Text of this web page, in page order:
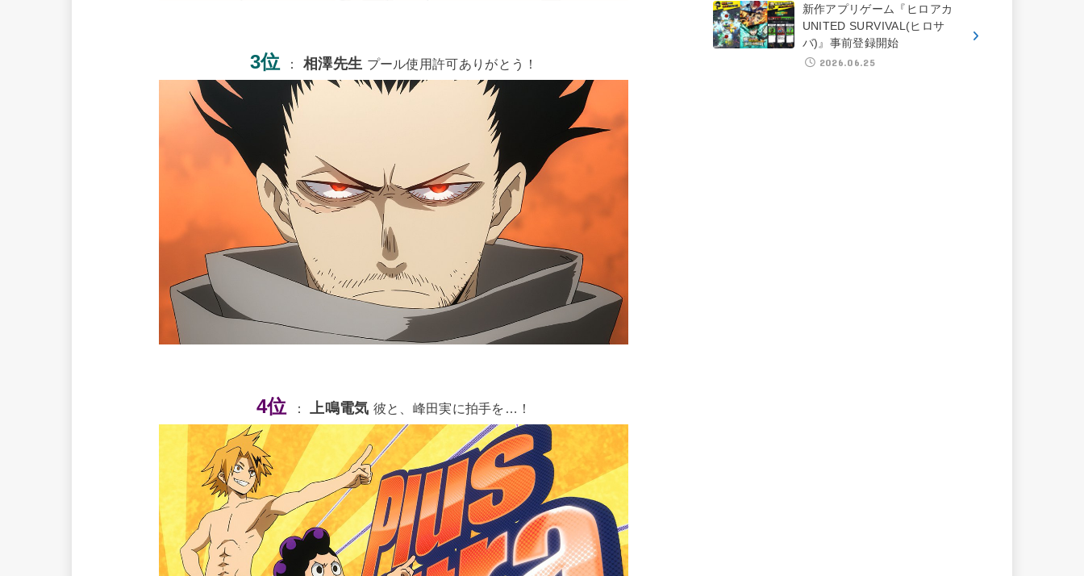
3位 ： 相澤先生 プール使用許可ありがとう！
4位 ： 上鳴電気 彼と、峰田実に拍手を…！
新作アプリゲーム『ヒロアカ
UNITED SURVIVAL(ヒロサ
バ)』事前登録開始
2026.06.25